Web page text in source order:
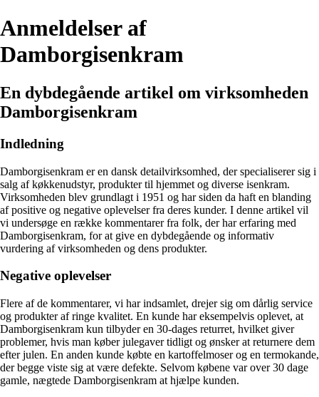
Anmeldelser af
Damborgisenkram
En dybdegående artikel om virksomheden
Damborgisenkram
Indledning
Damborgisenkram er en dansk detailvirksomhed, der specialiserer sig i
salg af køkkenudstyr, produkter til hjemmet og diverse isenkram.
Virksomheden blev grundlagt i 1951 og har siden da haft en blanding
af positive og negative oplevelser fra deres kunder. I denne artikel vil
vi undersøge en række kommentarer fra folk, der har erfaring med
Damborgisenkram, for at give en dybdegående og informativ
vurdering af virksomheden og dens produkter.
Negative oplevelser
Flere af de kommentarer, vi har indsamlet, drejer sig om dårlig service
og produkter af ringe kvalitet. En kunde har eksempelvis oplevet, at
Damborgisenkram kun tilbyder en 30-dages returret, hvilket giver
problemer, hvis man køber julegaver tidligt og ønsker at returnere dem
efter julen. En anden kunde købte en kartoffelmoser og en termokande,
der begge viste sig at være defekte. Selvom købene var over 30 dage
gamle, nægtede Damborgisenkram at hjælpe kunden.